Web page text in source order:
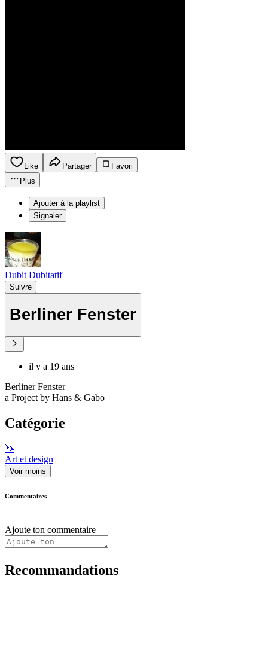
Like Partager
Favori
Plus
Ajouter à la playlist
Signaler
Dubit Dubitatif
Suivre
Berliner Fenster
il y a 19 ans
Berliner Fenster
a Project by Hans & Gabo
Catégorie
🦄
Art et design
Voir moins
Commentaires
Ajoute ton commentaire
Recommandations